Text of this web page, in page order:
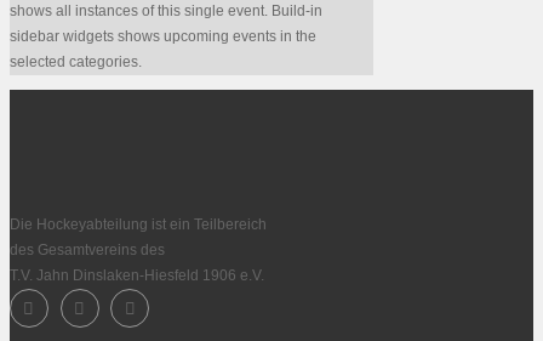
shows all instances of this single event. Build-in
sidebar widgets shows upcoming events in the
selected categories.
Die Hockeyabteilung ist ein Teilbereich
des Gesamtvereins des
T.V. Jahn Dinslaken-Hiesfeld 1906 e.V.